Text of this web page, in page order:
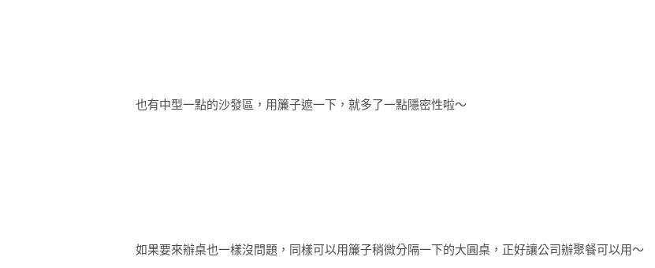
也有中型一點的沙發區，用簾子遮一下，就多了一點隱密性啦～
如果要來辦桌也一樣沒問題，同樣可以用簾子稍微分隔一下的大圓桌，正好讓公司辦聚餐可以用～